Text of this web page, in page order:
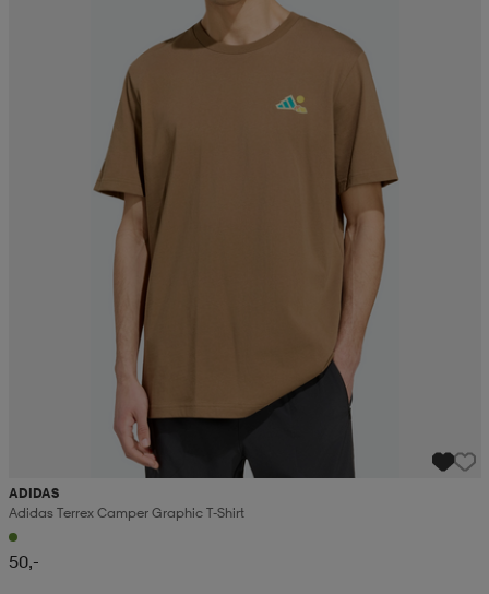
ADIDAS
Adidas Terrex Camper Graphic T-Shirt
50,-